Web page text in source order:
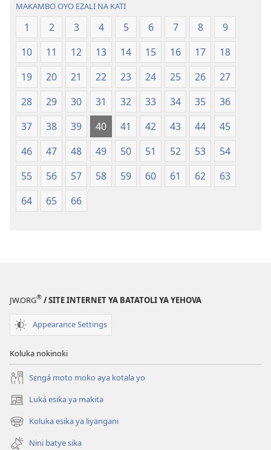
(Ebongisami
2023)
ya
Sika
(Ebongisami
2023)
MAKAMBO OYO EZALI NA KATI
1 2 3 4 5 6 7 8
9
10
11 12 13 14 15 16 17
18
19
20 21 22 23 24 25 26
27
28
29 30 31 32 33 34 35
36
37
38 39 40 41 42 43 44
45
46
47 48 49 50 51 52 53
54
55
56 57 58 59 60 61 62
63
64
65 66
JW.ORG® / SITE INTERNET YA BATATOLI YA YEHOVA
Appearance Settings
Koluka nokinoki
Sɛngá moto moko aya kotala yo
Luká esika ya makita
(fungolá
fenɛtrɛ
mosusu)
Koluka esika ya liyangani
(fungolá
fenɛtrɛNini batye sika